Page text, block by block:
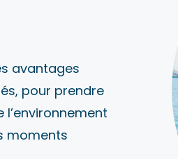
avantages
pour prendre
moments